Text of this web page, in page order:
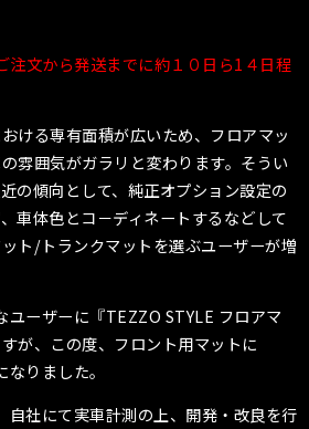
文から発送までに約１０日ら1４日程
ける専有面積が広いため、フロアマッ
雰囲気がガラリと変わります。そうい
の傾向として、純正オプション設定の
車体色とコ－ディネートするなどして
ト/トランクマットを選ぶユーザーが増
ユーザーに『TEZZO STYLE フロアマ
が、この度、フロント用マットに
りました。
自社にて実車計測の上、開発・改良を行